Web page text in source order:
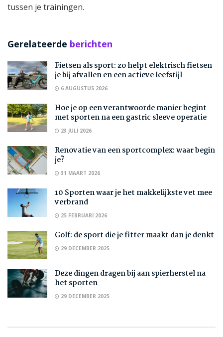
tussen je trainingen.
Gerelateerde berichten
Fietsen als sport: zo helpt elektrisch fietsen
je bij afvallen en een actieve leefstijl
6 AUGUSTUS 2026
Hoe je op een verantwoorde manier begint
met sporten na een gastric sleeve operatie
23 JULI 2026
Renovatie van een sportcomplex: waar begin
je?
31 MAART 2026
10 Sporten waar je het makkelijkste vet mee
verbrand
25 FEBRUARI 2026
Golf: de sport die je fitter maakt dan je denkt
29 DECEMBER 2025
Deze dingen dragen bij aan spierherstel na
het sporten
29 DECEMBER 2025